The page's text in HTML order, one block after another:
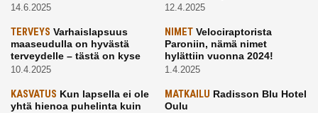
14.6.2025 12.4.2025
TERVEYS Varhaislapsuus
maaseudulla on hyvästä
terveydelle – tästä on kyse
10.4.2025
NIMETVelociraptorista
Paroniin, nämä nimet
hylättiin vuonna 2024!
1.4.2025
KASVATUS Kun lapsella ei ole
yhtä hienoa puhelinta kuin
MATKAILU Radisson Blu Hotel
Oulu